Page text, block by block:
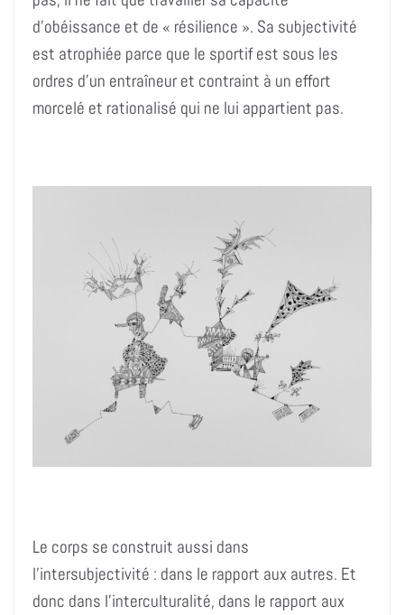
d’obéissance et de « résilience ». Sa subjectivité
est atrophiée parce que le sportif est sous les
ordres d’un entraîneur et contraint à un effort
morcelé et rationalisé qui ne lui appartient pas.
Le corps se construit aussi dans
l’intersubjectivité : dans le rapport aux autres. Et
donc dans l’interculturalité, dans le rapport aux